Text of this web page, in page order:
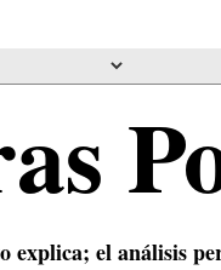
el análisis